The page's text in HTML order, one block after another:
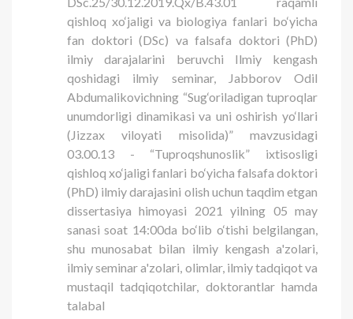
qishloq xo‘jaligi va biologiya fanlari bo‘yicha
fan doktori (DSc) va falsafa doktori (PhD)
ilmiy darajalarini beruvchi Ilmiy kengash
qoshidagi ilmiy seminar, Jabborov Odil
Abdumalikovichning “Sug‘oriladigan tuproqlar
unumdorligi dinamikasi va uni oshirish yo‘llari
(Jizzax viloyati misolida)” mavzusidagi
03.00.13 - “Tuproqshunoslik” ixtisosligi
qishloq xo‘jaligi fanlari bo‘yicha falsafa doktori
(PhD) ilmiy darajasini olish uchun taqdim etgan
dissertasiya himoyasi 2021 yilning 05 may
sanasi soat 14:00da bo‘lib o‘tishi belgilangan,
shu munosabat bilan ilmiy kengash a'zolari,
ilmiy seminar a'zolari, olimlar, ilmiy tadqiqot va
mustaqil tadqiqotchilar, doktorantlar hamda
talabal